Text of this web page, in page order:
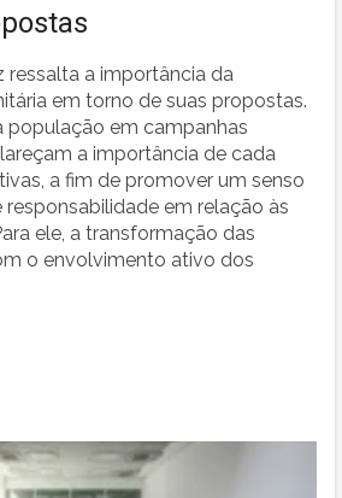
ressalta a importância da
em torno de suas propostas.
população em campanhas
a importância de cada
a fim de promover um senso
em relação às
ele, a transformação das
o envolvimento ativo dos